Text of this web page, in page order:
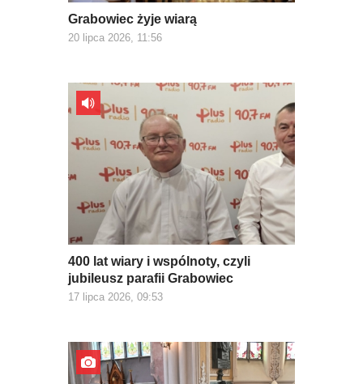
Grabowiec żyje wiarą
20 lipca 2026, 11:56
400 lat wiary i wspólnoty, czyli
jubileusz parafii Grabowiec
17 lipca 2026, 09:53